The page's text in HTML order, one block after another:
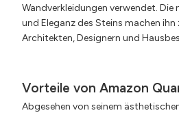
Wandverkleidungen verwendet.
und Eleganz des Steins machen ihn
Architekten, Designern und
Vorteile von Amazon
Abgesehen von seinem